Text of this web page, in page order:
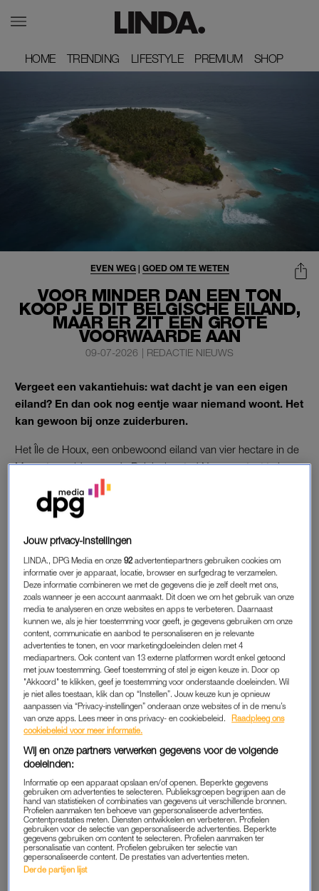
HOME
HOME TRENDING
TRENDING LIFESTYLE
LIFESTYLE PREMIUM
PREMIUM SHOP
SHOP
VOOR MINDER DAN EEN TON
KOOP JE DIT BELGISCHE EILAND,
MAAR ER ZIT ÉÉN GROTE
VOORWAARDE AAN
EVEN WEG| GOED OM TE WETEN
09-07-2026 | REDACTIE NIEUWS
Vergeet een vakantiehuis: wat dacht je van een eigen
eiland? En dan ook nog eentje waar niemand woont. Het
kan gewoon bij onze zuiderburen.
Het Île de Houx, een onbewoond eiland van vier hectare in de
Maas, ten zuiden van de Belgische stad Namen, staat te koop.
Vraagprijs: 95.000 euro.
KOOP
Mag jij je straks officieel eilandeigenaar noemen? Je komt dan
in een illuster rijtje terecht. Zo bezit de Britse zakenman
Richard Branson een privé-eiland, net als acteur Johnny
Depp.
Véronique Meyfroidt van makelaar VM Immobilier kreeg het
verzoek van de eigenaar om het eiland te verkopen, maar
geloofde het in eerste instantie nauwelijks. ‘Ik wist niet eens dat
het eiland in privébezit was. Pas toen hij mij de eigendomsakte
liet zien, besefte ik dat het echt zo was’, vertelt ze aanHet
Nieuwsblad.
🌴 “Déjà plus de 20 acheteurs potentiels”: une île
en vente pour 95.000 euros à… Namur
https://t.co/oshRvZXg0g
pic.twitter.com/29Tj0dfXgD
— 7sur7 (@7sur7)July 8, 2026
Jouw privacy-instellingen
LINDA., DPG Media en onze92 advertentiepartners gebruiken cookies om
informatie over je apparaat, locatie, browser en surfgedrag te verzamelen.
Deze informatie combineren we met de gegevens die je zelf deelt met ons,
zoals wanneer je een account aanmaakt. Dit doen we om het gebruik van onze
media te analyseren en onze websites en apps te verbeteren. Daarnaast
kunnen we, als je hier toestemming voor geeft, je gegevens gebruiken om onze
content, communicatie en aanbod te personaliseren en je relevante
advertenties te tonen, en voor marketingdoeleinden delen met 4
mediapartners. Ook content van 13 externe platformen wordt enkel getoond
met jouw toestemming. Geef toestemming of stel je eigen keuze in. Door op
"Akkoord" te klikken, geef je toestemming voor onderstaande doeleinden. Wil
je niet alles toestaan, klik dan op “Instellen”. Jouw keuze kun je opnieuw
aanpassen via “Privacy-instellingen” onderaan onze websites of in de menu’s
van onze apps. Lees meer in ons privacy- en cookiebeleid.
Raadpleeg ons
cookiebeleid voor meer informatie.
Wij en onze partners verwerken gegevens voor de volgende
doeleinden:
Informatie op een apparaat opslaan en/of openen. Beperkte gegevens
gebruiken om advertenties te selecteren. Publieksgroepen begrijpen aan de
hand van statistieken of combinaties van gegevens uit verschillende bronnen.
Profielen aanmaken ten behoeve van gepersonaliseerde advertenties.
Contentprestaties meten. Diensten ontwikkelen en verbeteren. Profielen
gebruiken voor de selectie van gepersonaliseerde advertenties. Beperkte
gegevens gebruiken om content te selecteren. Profielen aanmaken ter
personalisatie van content. Profielen gebruiken ter selectie van
gepersonaliseerde content. De prestaties van advertenties meten.
Derde partijen lijst